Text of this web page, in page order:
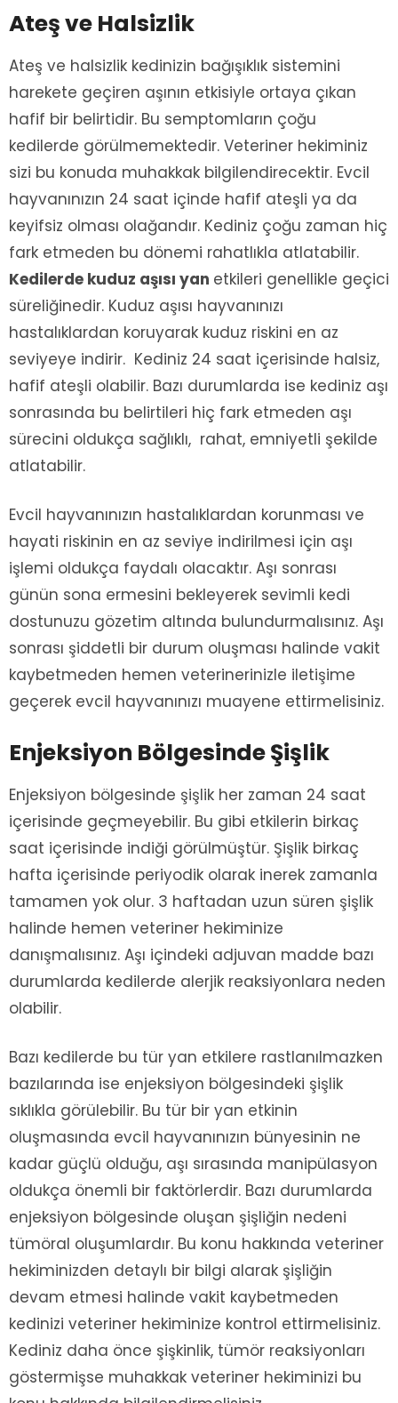
Ateş ve Halsizlik
Ateş ve halsizlik kedinizin bağışıklık sistemini
harekete geçiren aşının etkisiyle ortaya çıkan
hafif bir belirtidir. Bu semptomların çoğu
kedilerde görülmemektedir. Veteriner hekiminiz
sizi bu konuda muhakkak bilgilendirecektir. Evcil
hayvanınızın 24 saat içinde hafif ateşli ya da
keyifsiz olması olağandır. Kediniz çoğu zaman hiç
fark etmeden bu dönemi rahatlıkla atlatabilir.
Kedilerde kuduz aşısı yan etkileri genellikle geçici
süreliğinedir. Kuduz aşısı hayvanınızı
hastalıklardan koruyarak kuduz riskini en az
seviyeye indirir. Kediniz 24 saat içerisinde halsiz,
hafif ateşli olabilir. Bazı durumlarda ise kediniz aşı
sonrasında bu belirtileri hiç fark etmeden aşı
sürecini oldukça sağlıklı, rahat, emniyetli şekilde
atlatabilir.
Evcil hayvanınızın hastalıklardan korunması ve
hayati riskinin en az seviye indirilmesi için aşı
işlemi oldukça faydalı olacaktır. Aşı sonrası
günün sona ermesini bekleyerek sevimli kedi
dostunuzu gözetim altında bulundurmalısınız. Aşı
sonrası şiddetli bir durum oluşması halinde vakit
kaybetmeden hemen veterinerinizle iletişime
geçerek evcil hayvanınızı muayene ettirmelisiniz.
Enjeksiyon Bölgesinde Şişlik
Enjeksiyon bölgesinde şişlik her zaman 24 saat
içerisinde geçmeyebilir. Bu gibi etkilerin birkaç
saat içerisinde indiği görülmüştür. Şişlik birkaç
hafta içerisinde periyodik olarak inerek zamanla
tamamen yok olur. 3 haftadan uzun süren şişlik
halinde hemen veteriner hekiminize
danışmalısınız. Aşı içindeki adjuvan madde bazı
durumlarda kedilerde alerjik reaksiyonlara neden
olabilir.
Bazı kedilerde bu tür yan etkilere rastlanılmazken
bazılarında ise enjeksiyon bölgesindeki şişlik
sıklıkla görülebilir. Bu tür bir yan etkinin
oluşmasında evcil hayvanınızın bünyesinin ne
kadar güçlü olduğu, aşı sırasında manipülasyon
oldukça önemli bir faktörlerdir. Bazı durumlarda
enjeksiyon bölgesinde oluşan şişliğin nedeni
tümöral oluşumlardır. Bu konu hakkında veteriner
hekiminizden detaylı bir bilgi alarak şişliğin
devam etmesi halinde vakit kaybetmeden
kedinizi veteriner hekiminize kontrol ettirmelisiniz.
Kediniz daha önce şişkinlik, tümör reaksiyonları
göstermişse muhakkak veteriner hekiminizi bu